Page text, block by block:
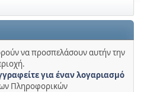
να προσπελάσουν αυτήν την
για έναν λογαριασμό
Πληροφορικών